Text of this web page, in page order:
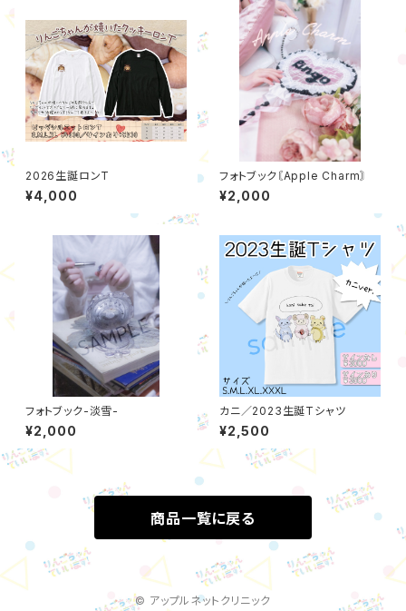
2026生誕ロンT
¥4,000
フォトブック〘Apple Charm〙
¥2,000
フォトブック-淡雪-
¥2,000
カニ／2023生誕Tシャツ
¥2,500
商品一覧に戻る
© アップルネットクリニック